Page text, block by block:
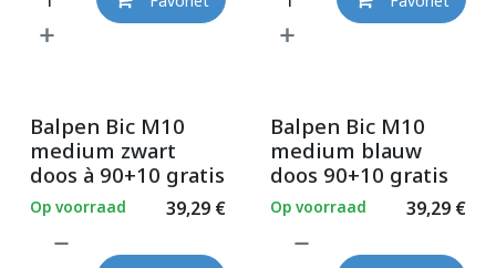
Balpen Bic M10
medium zwart
doos à 90+10 gratis
39,29€
Op voorraad
Balpen Bic M10
medium blauw
doos 90+10 gratis
39,29€
Op voorraad